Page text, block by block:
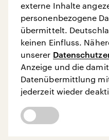
externe Inhalte
personenbezogene
übermittelt.
keinen Einfluss.
unserer
Anzeige und die
Datenübermittlung
jederzeit wieder